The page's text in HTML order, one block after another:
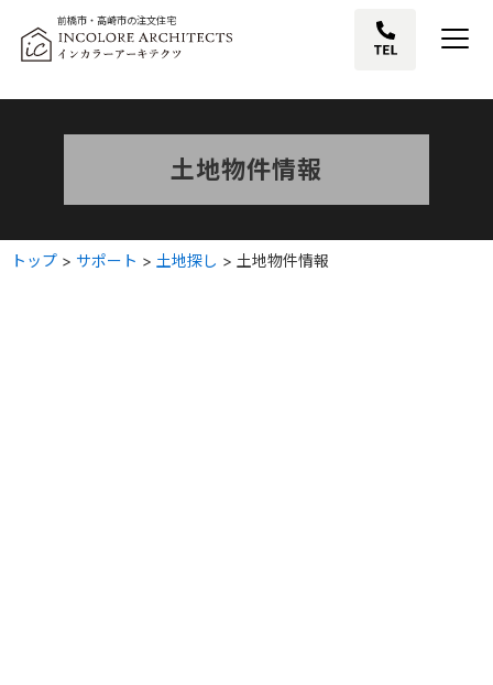
前橋市・高崎市の注文住宅
土地物件情報
トップ > サポート > 土地探し > 土地物件情報